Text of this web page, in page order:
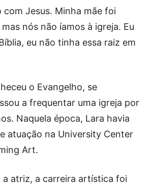
com Jesus. Minha mãe foi
nós não íamos à igreja. Eu
eu não tinha essa raiz em
o Evangelho, se
a frequentar uma igreja por
Naquela época, Lara havia
atuação na University Center
Art.
a atriz, a carreira artística foi